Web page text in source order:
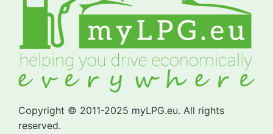
Copyright © 2011-2025 myLPG.eu. All rights
reserved.